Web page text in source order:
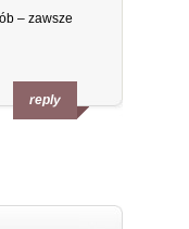
– zawsze
reply